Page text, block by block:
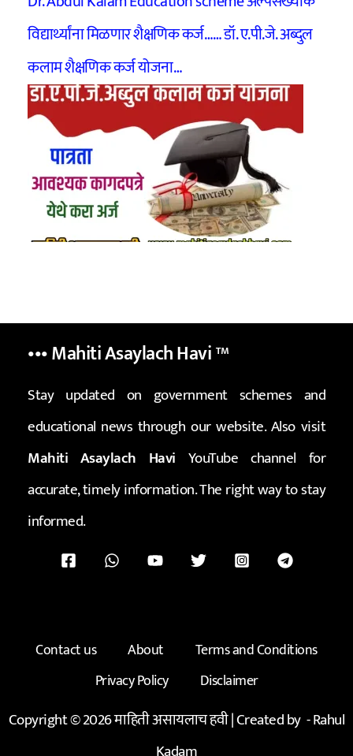
विद्यार्थ्यांना मिळणार शैक्षणिक कर्ज…… डॉ. ए.पी.जे. अब्दुल
कलाम शैक्षणिक कर्ज योजना…
••• Mahiti Asaylach Havi™
Stay updated on government schemes and
educational news through our website. Also visit
Mahiti Asaylach Havi YouTube channel for
accurate, timely information. The right way to stay
informed.
Contact us About
Terms and Conditions
Privacy Policy
Disclaimer
Copyright © 2026 माहिती असायलाच हवी | Created by -Rahul